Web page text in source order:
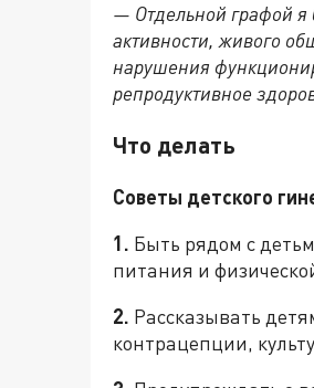
— Отдельной графой я
активности, живого
нарушения
репродуктивное
Что делать
Советы детского
1. Быть рядом с
питания и
2. Рассказывать
контрацепции,